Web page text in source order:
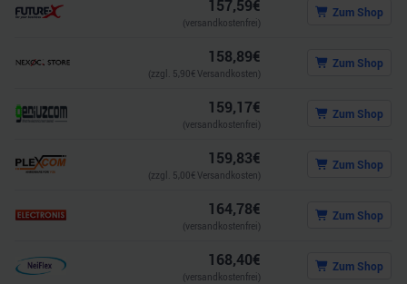
157,59€
(versandkostenfrei)
Zum Shop
158,89€
(zzgl. 5,90€ Versandkosten)
Zum Shop
159,17€
(versandkostenfrei)
Zum Shop
159,83€
(zzgl. 5,00€ Versandkosten)
Zum Shop
164,78€
(versandkostenfrei)
Zum Shop
168,40€
(versandkostenfrei)
Zum Shop